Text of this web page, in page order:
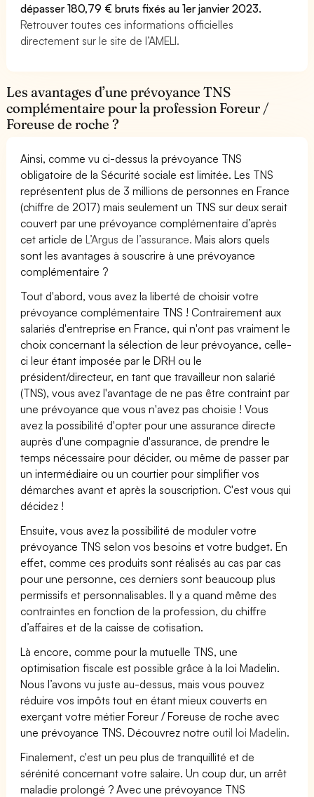
dépasser 180,79 € bruts fixés au 1er janvier 2023.
Retrouver toutes ces informations officielles
directement sur le site de l’AMELI.
Les avantages d’une prévoyance TNS
complémentaire pour la profession Foreur /
Foreuse de roche ?
Ainsi, comme vu ci-dessus la prévoyance TNS
obligatoire de la Sécurité sociale est limitée. Les TNS
représentent plus de 3 millions de personnes en France
(chiffre de 2017) mais seulement un TNS sur deux serait
couvert par une prévoyance complémentaire d’après
cet article deL’Argus de l’assurance. Mais alors quels
sont les avantages à souscrire à une prévoyance
complémentaire ?
Tout d'abord, vous avez la liberté de choisir votre
prévoyance complémentaire TNS ! Contrairement aux
salariés d'entreprise en France, qui n'ont pas vraiment le
choix concernant la sélection de leur prévoyance, celle-
ci leur étant imposée par le DRH ou le
président/directeur, en tant que travailleur non salarié
(TNS), vous avez l'avantage de ne pas être contraint par
une prévoyance que vous n'avez pas choisie ! Vous
avez la possibilité d'opter pour une assurance directe
auprès d'une compagnie d'assurance, de prendre le
temps nécessaire pour décider, ou même de passer par
un intermédiaire ou un courtier pour simplifier vos
démarches avant et après la souscription. C'est vous qui
décidez !
Ensuite, vous avez la possibilité de moduler votre
prévoyance TNS selon vos besoins et votre budget. En
effet, comme ces produits sont réalisés au cas par cas
pour une personne, ces derniers sont beaucoup plus
permissifs et personnalisables. Il y a quand même des
contraintes en fonction de la profession, du chiffre
d’affaires et de la caisse de cotisation.
Là encore, comme pour la mutuelle TNS, une
optimisation fiscale est possible grâce à la loi Madelin.
Nous l’avons vu juste au-dessus, mais vous pouvez
réduire vos impôts tout en étant mieux couverts en
exerçant votre métier Foreur / Foreuse de roche avec
une prévoyance TNS. Découvrez notre outil loi Madelin.
Finalement, c'est un peu plus de tranquillité et de
sérénité concernant votre salaire. Un coup dur, un arrêt
maladie prolongé ? Avec une prévoyance TNS